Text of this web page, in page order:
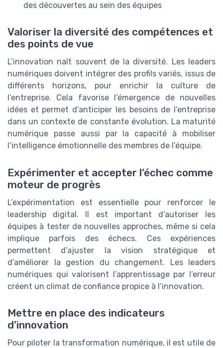
des découvertes au sein des équipes
Valoriser la diversité des compétences et
des points de vue
L’innovation naît souvent de la diversité. Les leaders
numériques doivent intégrer des profils variés, issus de
différents horizons, pour enrichir la culture de
l’entreprise. Cela favorise l’émergence de nouvelles
idées et permet d’anticiper les besoins de l’entreprise
dans un contexte de constante évolution. La maturité
numérique passe aussi par la capacité à mobiliser
l’intelligence émotionnelle des membres de l’équipe.
Expérimenter et accepter l’échec comme
moteur de progrès
L’expérimentation est essentielle pour renforcer le
leadership digital. Il est important d’autoriser les
équipes à tester de nouvelles approches, même si cela
implique parfois des échecs. Ces expériences
permettent d’ajuster la vision stratégique et
d’améliorer la gestion du changement. Les leaders
numériques qui valorisent l’apprentissage par l’erreur
créent un climat de confiance propice à l’innovation.
Mettre en place des indicateurs
d’innovation
Pour piloter la transformation numérique, il est utile de